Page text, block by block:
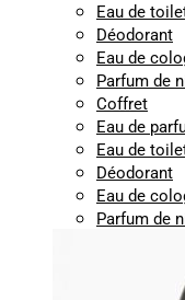
Eau de
Déodorant
Eau de
Parfum de
Coffret
Eau de
Eau de
Déodorant
Eau de
Parfum de